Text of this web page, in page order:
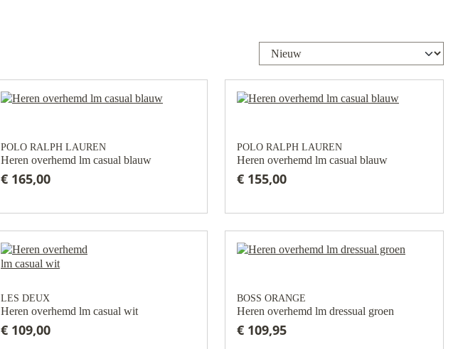
POLO RALPH LAUREN
Heren overhemd lm casual blauw
€ 165,00
POLO RALPH LAUREN
Heren overhemd lm casual blauw
€ 155,00
LES DEUX
Heren overhemd lm casual wit
€ 109,00
BOSS ORANGE
Heren overhemd lm dressual groen
€ 109,95